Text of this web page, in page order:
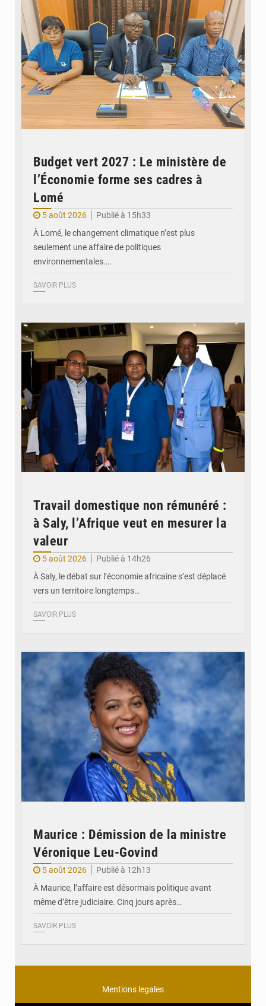
Budget vert 2027 : Le ministère de
l’Économie forme ses cadres à
Lomé
5 août 2026
Publié à 15h33
À Lomé, le changement climatique n’est plus
seulement une affaire de politiques
environnementales.…
SAVOIR PLUS
Travail domestique non rémunéré :
à Saly, l’Afrique veut en mesurer la
valeur
5 août 2026
Publié à 14h26
À Saly, le débat sur l’économie africaine s’est déplacé
vers un territoire longtemps…
SAVOIR PLUS
Maurice : Démission de la ministre
Véronique Leu-Govind
5 août 2026
Publié à 12h13
À Maurice, l’affaire est désormais politique avant
même d’être judiciaire. Cinq jours après…
SAVOIR PLUS
Mentions legales